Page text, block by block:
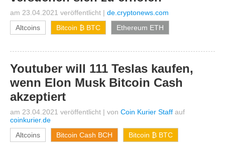
am 23.04.2021 veröffentlicht | de.cryptonews.com
Altcoins
Bitcoin ₿ BTC Ethereum ETH
Youtuber will 111 Teslas kaufen,
wenn Elon Musk Bitcoin Cash
akzeptiert
am 23.04.2021 veröffentlicht | von Coin Kurier Staff auf
coinkurier.de
Altcoins
Bitcoin Cash BCH Bitcoin ₿ BTC